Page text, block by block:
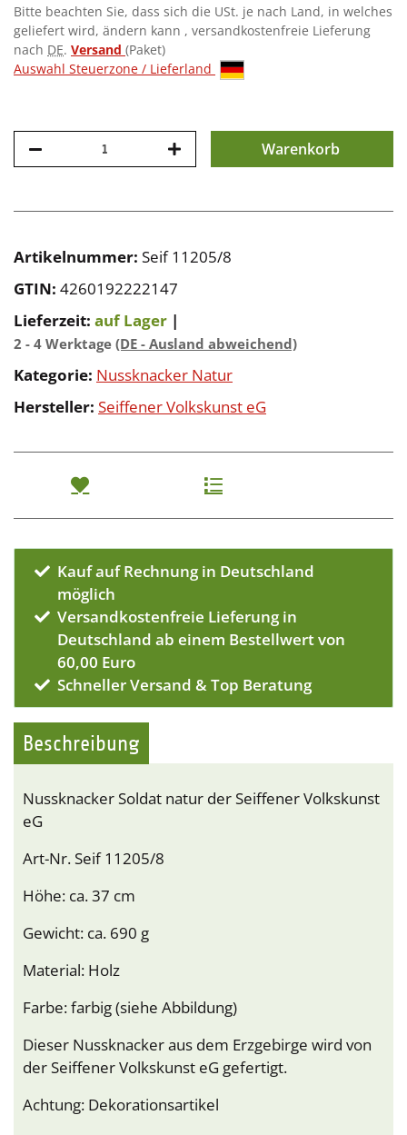
Bitte beachten Sie, dass sich die USt. je nach Land, in welches
geliefert wird, ändern kann , versandkostenfreie Lieferung
nach DE. Versand (Paket)
Auswahl Steuerzone / Lieferland
Warenkorb
Artikelnummer: Seif 11205/8
GTIN: 4260192222147
Lieferzeit: auf Lager |
2 - 4 Werktage (DE - Ausland abweichend)
Kategorie: Nussknacker Natur
Hersteller: Seiffener Volkskunst eG
Kauf auf Rechnung in Deutschland
möglich
Versandkostenfreie Lieferung in
Deutschland ab einem Bestellwert von
60,00 Euro
Schneller Versand & Top Beratung
Beschreibung
Nussknacker Soldat natur der Seiffener Volkskunst
eG
Art-Nr. Seif 11205/8
Höhe: ca. 37 cm
Gewicht: ca. 690 g
Material: Holz
Farbe: farbig (siehe Abbildung)
Dieser Nussknacker aus dem Erzgebirge wird von
der Seiffener Volkskunst eG gefertigt.
Achtung: Dekorationsartikel